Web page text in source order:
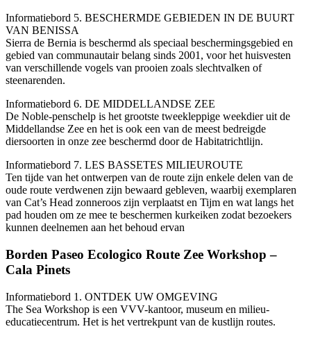
Informatiebord 5. BESCHERMDE GEBIEDEN IN DE BUURT
VAN BENISSA
Sierra de Bernia is beschermd als speciaal beschermingsgebied en
gebied van communautair belang sinds 2001, voor het huisvesten
van verschillende vogels van prooien zoals slechtvalken of
steenarenden.
Informatiebord 6. DE MIDDELLANDSE ZEE
De Noble-penschelp is het grootste tweekleppige weekdier uit de
Middellandse Zee en het is ook een van de meest bedreigde
diersoorten in onze zee beschermd door de Habitatrichtlijn.
Informatiebord 7. LES BASSETES MILIEUROUTE
Ten tijde van het ontwerpen van de route zijn enkele delen van de
oude route verdwenen zijn bewaard gebleven, waarbij exemplaren
van Cat’s Head zonneroos zijn verplaatst en Tijm en wat langs het
pad houden om ze mee te beschermen kurkeiken zodat bezoekers
kunnen deelnemen aan het behoud ervan
Borden Paseo Ecologico Route Zee Workshop –
Cala Pinets
Informatiebord 1. ONTDEK UW OMGEVING
The Sea Workshop is een VVV-kantoor, museum en milieu-
educatiecentrum. Het is het vertrekpunt van de kustlijn routes.